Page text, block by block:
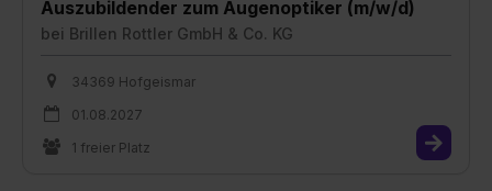
Auszubildender zum Augenoptiker (m/w/d)
bei Brillen Rottler GmbH & Co. KG
34369 Hofgeismar
01.08.2027
1 freier Platz